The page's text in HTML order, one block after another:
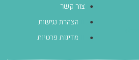
צור קשר
הצהרת נגישות
מדינות פרטיות